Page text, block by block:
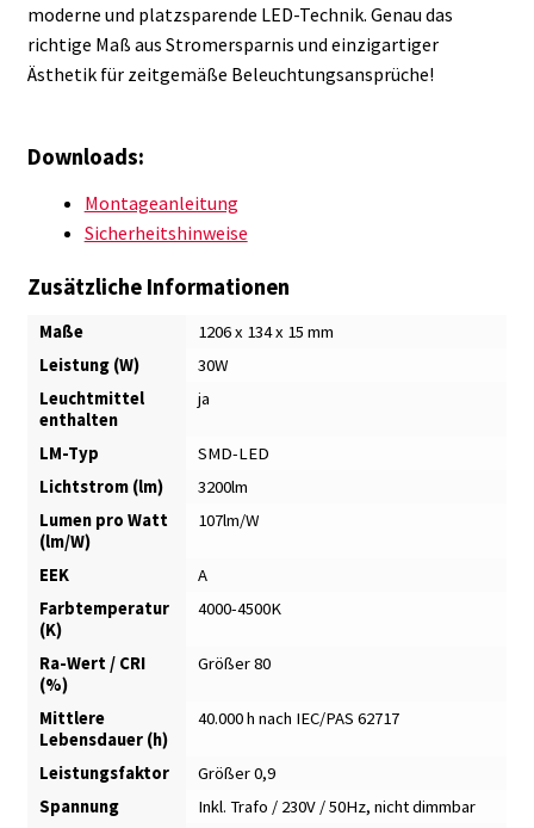
moderne und platzsparende LED-Technik. Genau das
richtige Maß aus Stromersparnis und einzigartiger
Ästhetik für zeitgemäße Beleuchtungsansprüche!
Downloads:
Montageanleitung
Sicherheitshinweise
Zusätzliche Informationen
Maße
1206 x 134 x 15 mm
Leistung (W)
30W
Leuchtmittel
enthalten
ja
LM-Typ
SMD-LED
Lichtstrom (lm)
3200lm
Lumen pro Watt
(lm/W)
107lm/W
EEK
A
Farbtemperatur
(K)
4000-4500K
Ra-Wert / CRI
(%)
Größer 80
Mittlere
Lebensdauer (h)
40.000 h nach IEC/PAS 62717
Leistungsfaktor
Größer 0,9
Spannung
Inkl. Trafo / 230V / 50Hz, nicht dimmbar